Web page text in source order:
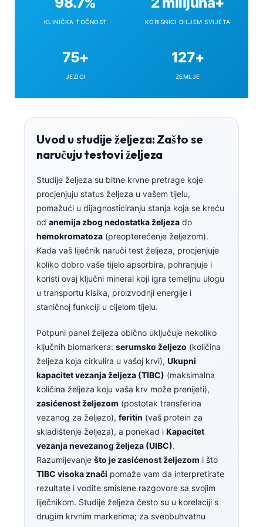
referentne kliničke točnosti od 98,7%.
KLINIČKA TOČNOST KORISNICI DILJEM SVIJETA
75+
JEZICI
127+
ZEMLJE
Uvod u studije željeza: Zašto se
naručuju testovi željeza
Studije željeza su bitne krvne pretrage koje
procjenjuju status željeza u vašem tijelu,
pomažući u dijagnosticiranju stanja koja se kreću
od anemija zbog nedostatka željeza do
hemokromatoza (preopterećenje željezom).
Kada vaš liječnik naruči test željeza, procjenjuje
koliko dobro vaše tijelo apsorbira, pohranjuje i
koristi ovaj ključni mineral koji igra temeljnu ulogu
u transportu kisika, proizvodnji energije i
staničnoj funkciji u cijelom tijelu.
Potpuni panel željeza obično uključuje nekoliko
ključnih biomarkera: serumsko željezo (količina
željeza koja cirkulira u vašoj krvi), Ukupni
kapacitet vezanja željeza (TIBC) (maksimalna
količina željeza koju vaša krv može prenijeti),
zasićenost željezom (postotak transferina
vezanog za željezo), feritin (vaš protein za
skladištenje željeza), a ponekad i Kapacitet
vezanja nevezanog željeza (UIBC).
Razumijevanje što je zasićenost željezom i što
TIBC visoka znači pomaže vam da interpretirate
rezultate i vodite smislene razgovore sa svojim
liječnikom. Studije željeza često su u korelaciji s
drugim krvnim markerima; za sveobuhvatnu